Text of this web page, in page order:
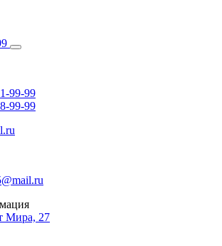
99-99
99-99
Мира, 27